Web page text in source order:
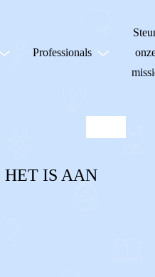
Professionals
HET IS AAN